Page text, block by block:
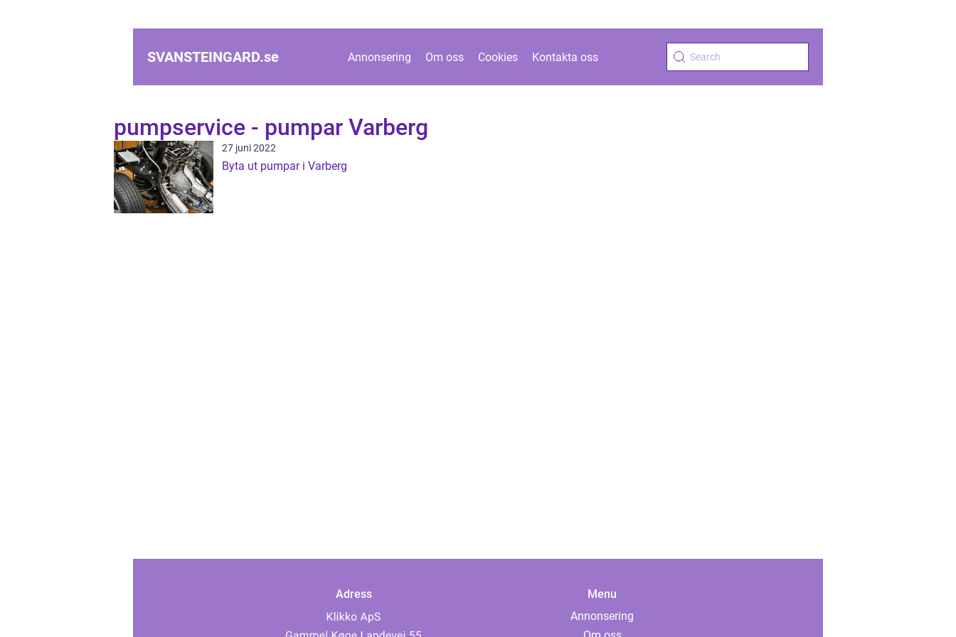
SVANSTEINGARD.se Annonsering Om oss Cookies Kontakta oss
pumpservice - pumpar Varberg
27 juni 2022
Byta ut pumpar i Varberg
Adress
Menu
Annonsering